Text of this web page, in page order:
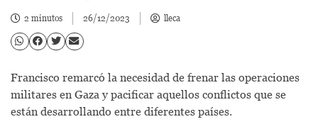
2 minutos 26/12/2023 lleca
Francisco remarcó la necesidad de frenar las operaciones
militares en Gaza y pacificar aquellos conflictos que se
están desarrollando entre diferentes países.